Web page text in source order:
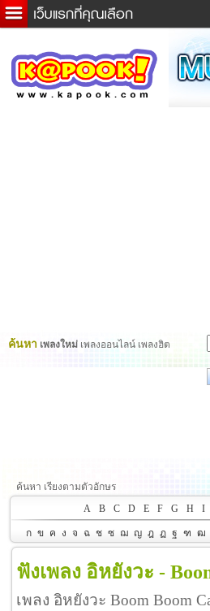
ค้นหา เพลงใหม่ เพลงออนไลน์ เพลงฮิต
ค้นหา เรียงตามตัวอักษร
A
B C D E F G H I
ก ข ค ง จ ฉ ช ซ ฌ ญ ฎ ฏ ฐ ฑ ฒ
ฟังเพลง อิหยังวะ -
เพลง อิหยังวะ Boom Boom